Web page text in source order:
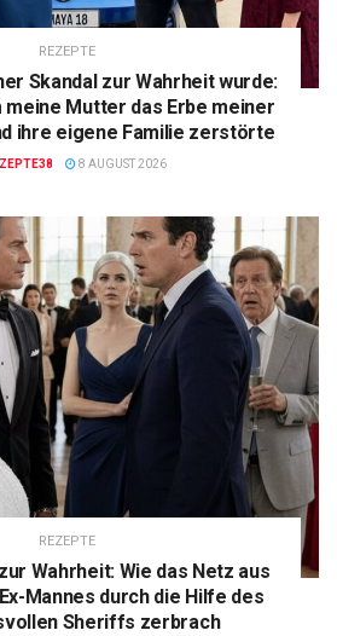
REZEPTE
Skandal zur Wahrheit wurde:
meine Mutter das Erbe meiner
ihre eigene Familie zerstörte
8 AUGUST 2026
REZEPTE
Wahrheit: Wie das Netz aus
Mannes durch die Hilfe des
Sheriffs zerbrach